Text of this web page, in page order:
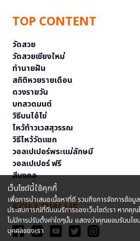
TOP CONTENT
วัดสวย
วัดสวยเชียงใหม่
ทำนายฝัน
สถิติหวยรายเดือน
ดวงรายวัน
บทสวดมนต์
วิธีบนไอ้ไข่
ไหว้ท้าวเวสสุวรรณ
วิธีไหว้วัดแขก
วอลเปเปอร์พระแม่ลักษมี
วอลเปเปอร์ ฟรี
สีมงคล
FOLLOW US
เว็บไซต์นี้ใช้คุกกี้
เพื่อการนำเสนอเนื้อหาที่ดี รวมถึงการจัดการข้อ
ประสบการณ์ที่ดีบนบริการของเว็บไซต์เรา หากคุณ
ไม่มีการปรับตั้งค่าใดๆนั้น แสดงว่าคุณยอมรับนโย
บุคคลของเรา